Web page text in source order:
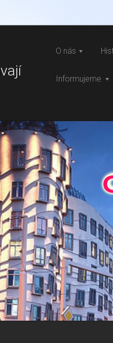
O nás
Informujeme